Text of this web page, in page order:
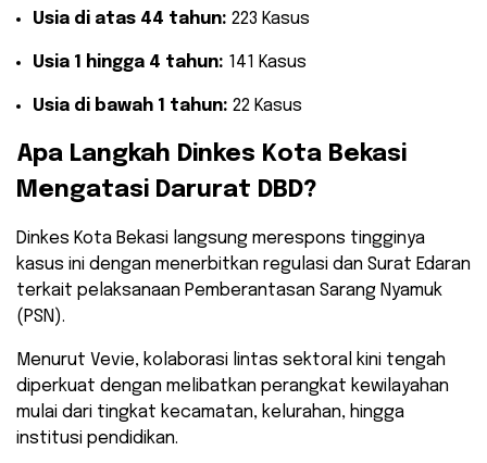
Usia di atas 44 tahun: 223 Kasus
Usia 1 hingga 4 tahun: 141 Kasus
Usia di bawah 1 tahun: 22 Kasus
​Apa Langkah Dinkes Kota Bekasi
Mengatasi Darurat DBD?
​Dinkes Kota Bekasi langsung merespons tingginya
kasus ini dengan menerbitkan regulasi dan Surat Edaran
terkait pelaksanaan Pemberantasan Sarang Nyamuk
(PSN).
Menurut Vevie, kolaborasi lintas sektoral kini tengah
diperkuat dengan melibatkan perangkat kewilayahan
mulai dari tingkat kecamatan, kelurahan, hingga
institusi pendidikan.